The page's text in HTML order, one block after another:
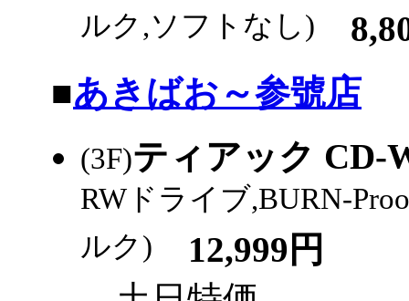
ルク,ソフトなし)
■あきばお～参號店
(3F)ティアック CD-
RWドライブ,BURN-
ルク) 12,999円